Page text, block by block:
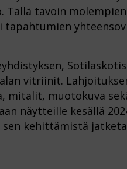
Tällä tavoin
vitriinit.
mitalit, muotokuva
näytteille kesällä
kehittämistä